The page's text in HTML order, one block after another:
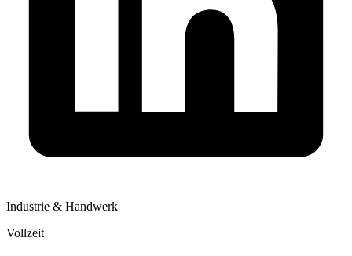
Industrie & Handwerk
Vollzeit